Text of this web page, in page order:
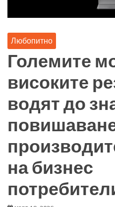
Любопитно
Големите
високите
водят до
на бизнес